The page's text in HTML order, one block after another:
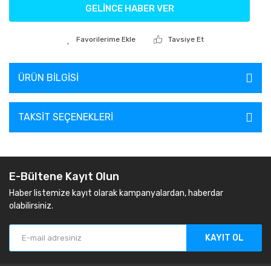
GELİNCE HABER VER
Tavsiye Et
ÜRÜN BILGISI
TAKSIT SEÇENEKLERI
E-Bültene Kayıt Olun
Haber listemize kayıt olarak kampanyalardan, haberdar
olabilirsiniz.
KAYIT OL